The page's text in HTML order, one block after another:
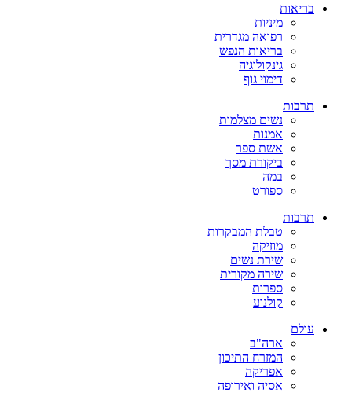
בריאות
מיניות
רפואה מגדרית
בריאות הנפש
גינקולוגיה
דימוי גוף
תרבות
נשים מצלמות
אמנות
אשת ספר
ביקורת מסך
במה
ספורט
תרבות
טבלת המבקרות
מוזיקה
שירת נשים
שירה מקורית
ספרות
קולנוע
עולם
ארה"ב
המזרח התיכון
אפריקה
אסיה ואירופה